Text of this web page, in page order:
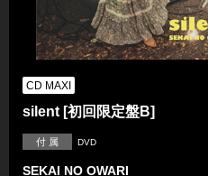
CD MAXI
silent [初回限定盤B]
付 属 DVD
SEKAI NO OWARI